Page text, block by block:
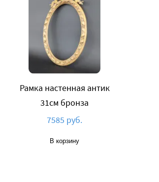
Рамка настенная антик
31см бронза
7585 руб.
В корзину